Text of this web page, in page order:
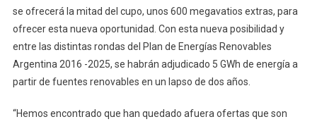
se ofrecerá la mitad del cupo, unos 600 megavatios extras, para
ofrecer esta nueva oportunidad. Con esta nueva posibilidad y
entre las distintas rondas del Plan de Energías Renovables
Argentina 2016 -2025, se habrán adjudicado 5 GWh de energía a
partir de fuentes renovables en un lapso de dos años.
“Hemos encontrado que han quedado afuera ofertas que son